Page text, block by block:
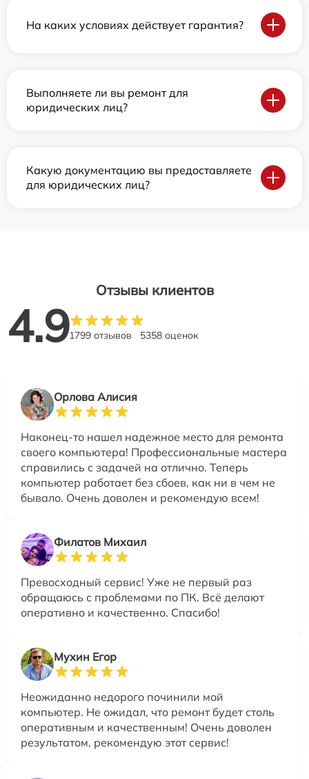
На каких условиях действует гарантия?
Выполняете ли вы ремонт для
юридических лиц?
Какую документацию вы предоставляете
для юридических лиц?
Отзывы клиентов
4.91799 отзывов 5358 оценок
Орлова Алисия
Наконец-то нашел надежное место для ремонта
своего компьютера! Профессиональные мастера
справились с задачей на отлично. Теперь
компьютер работает без сбоев, как ни в чем не
бывало. Очень доволен и рекомендую всем!
Филатов Михаил
Превосходный сервис! Уже не первый раз
обращаюсь с проблемами по ПК. Всё делают
оперативно и качественно. Спасибо!
Мухин Егор
Неожиданно недорого починили мой
компьютер. Не ожидал, что ремонт будет столь
оперативным и качественным! Очень доволен
результатом, рекомендую этот сервис!